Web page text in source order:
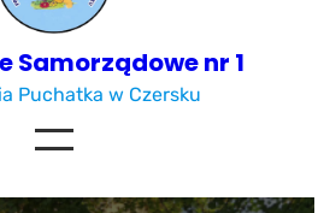
Samorządowe nr 1
Puchatka w Czersku